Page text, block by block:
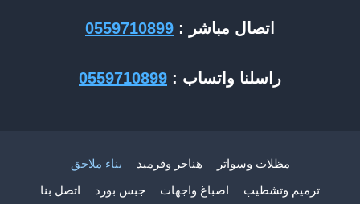
اتصال مباشر : 0559710899
راسلنا واتساب : 0559710899
مظلات وسواتر هناجر وقرميد
بناء ملاحق
ترميم وتشطيب
اصباغ واجهات جبس بورد اتصل بنا